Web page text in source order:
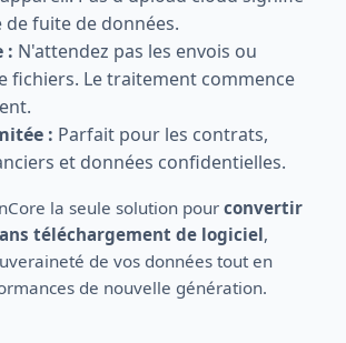
fuite de données.
: N'attendez pas les envois ou
fichiers. Le traitement commence
: Parfait pour les contrats,
et données confidentielles.
la seule solution pour convertir
téléchargement de logiciel,
de vos données tout en
de nouvelle génération.